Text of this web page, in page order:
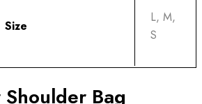
Size
L, M,
S
Shoulder Bag